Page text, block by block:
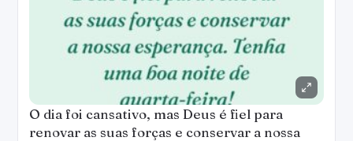
O dia foi cansativo, mas Deus é fiel para
renovar as suas forças e conservar a nossa